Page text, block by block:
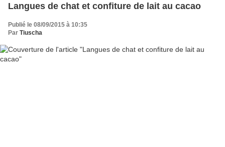
Langues de chat et confiture de lait au cacao
Publié le 08/09/2015 à 10:35
Par Tiuscha